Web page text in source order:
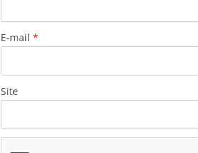
E-mail *
Site